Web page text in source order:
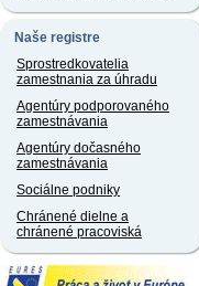
Naše registre
Sprostredkovatelia
zamestnania za úhradu
Agentúry podporovaného
zamestnávania
Agentúry dočasného
zamestnávania
Sociálne podniky
Chránené dielne a
chránené pracoviská